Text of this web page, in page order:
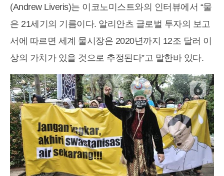
(Andrew Liveris)는 이코노미스트와의 인터뷰에서 “물
은 21세기의 기름이다. 알리안츠 글로벌 투자의 보고
서에 따르면 세계 물시장은 2020년까지 12조 달러 이
상의 가치가 있을 것으로 추정된다”고 말한바 있다.